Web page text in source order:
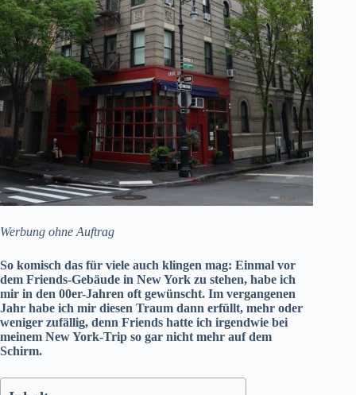
Werbung ohne Auftrag
So komisch das für viele auch klingen mag: Einmal vor
dem Friends-Gebäude in New York zu stehen, habe ich
mir in den 00er-Jahren oft gewünscht. Im vergangenen
Jahr habe ich mir diesen Traum dann erfüllt, mehr oder
weniger zufällig, denn Friends hatte ich irgendwie bei
meinem New York-Trip so gar nicht mehr auf dem
Schirm.